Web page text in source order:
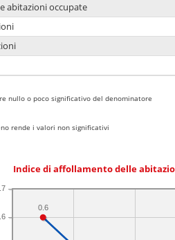
abitazioni occupate
nullo o poco significativo del denominatore
rende i valori non significativi
Indice di affollamento delle
0.6